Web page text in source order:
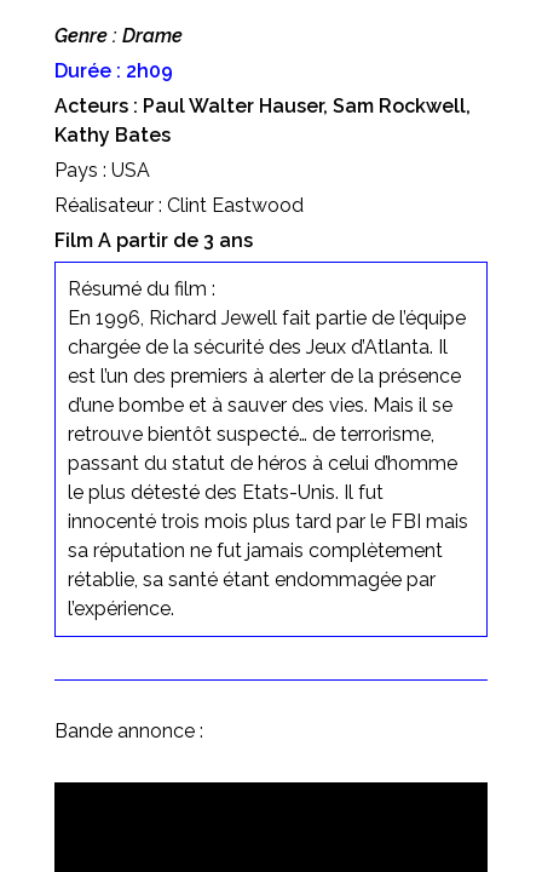
Genre : Drame
Durée : 2h09
Acteurs : Paul Walter Hauser, Sam Rockwell,
Kathy Bates
Pays : USA
Réalisateur : Clint Eastwood
Film A partir de 3 ans
Résumé du film :
En 1996, Richard Jewell fait partie de l’équipe
chargée de la sécurité des Jeux d’Atlanta. Il
est l’un des premiers à alerter de la présence
d’une bombe et à sauver des vies. Mais il se
retrouve bientôt suspecté… de terrorisme,
passant du statut de héros à celui d’homme
le plus détesté des Etats-Unis. Il fut
innocenté trois mois plus tard par le FBI mais
sa réputation ne fut jamais complètement
rétablie, sa santé étant endommagée par
l’expérience.
Bande annonce :